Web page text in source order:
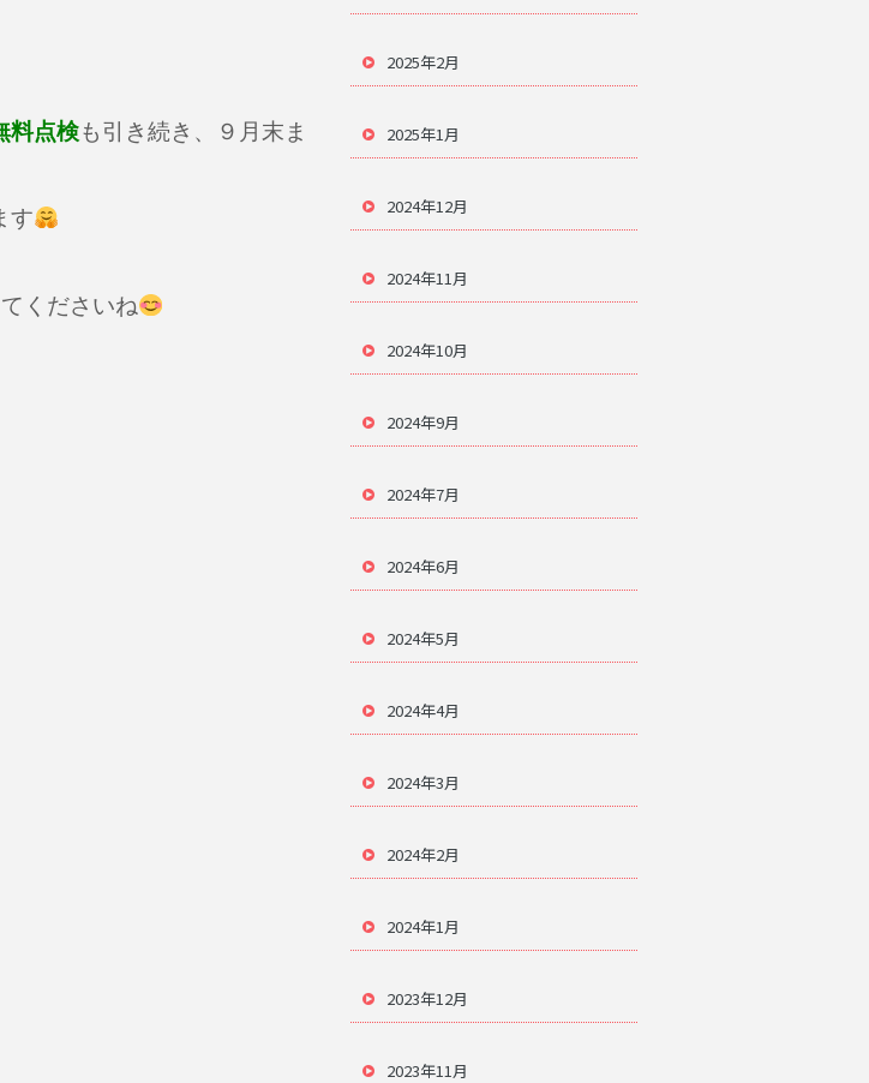
料点検も引き続き、９月末ま
す
くださいね
2025年2月
2025年1月
2024年12月
2024年11月
2024年10月
2024年9月
2024年7月
2024年6月
2024年5月
2024年4月
2024年3月
2024年2月
2024年1月
2023年12月
2023年11月